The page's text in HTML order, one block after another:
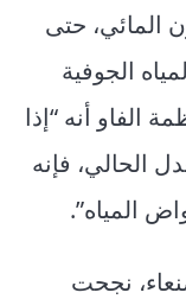
المائي، حتى
الجوفية
أنه “إذا
الحالي، فإنه
نجحت